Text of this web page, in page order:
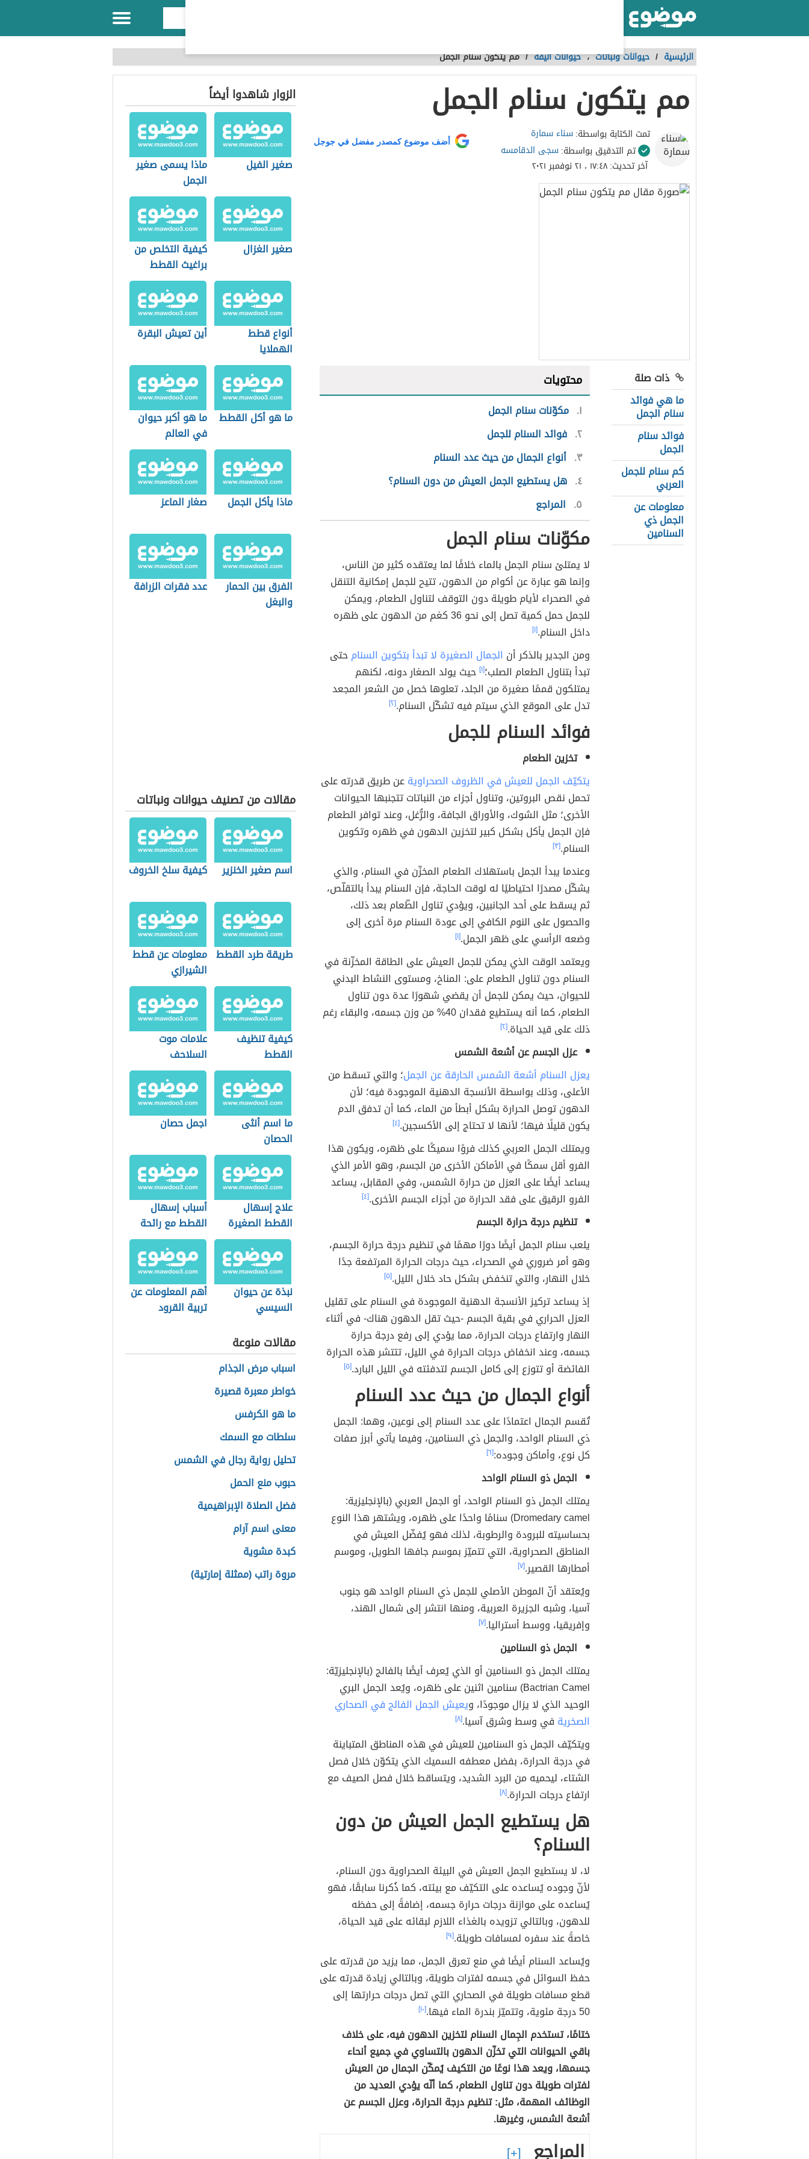
الرئيسية / حيوانات ونباتات،حيوانات أليفة /مم يتكون سنام الجمل
مم يتكون سنام الجمل
تمت الكتابة بواسطة:سناء سمارة
تم التدقيق بواسطة:سجى الدقامسه
آخر تحديث:١٧:٤٨ ، ٢١ نوفمبر ٢٠٢١
أضف موضوع كمصدر مفضل في جوجل
ذات صلة
ما هي فوائد
سنام الجمل
فوائد سنام
الجمل
كم سنام للجمل
العربي
معلومات عن
الجمل ذي
السنامين
محتويات
١ مكوّنات سنام الجمل
٢ فوائد السنام للجمل
٣ أنواع الجمال من حيث عدد السنام
٤ هل يستطيع الجمل العيش من دون السنام؟
٥ المراجع
مكوّنات سنام الجمل
لا يمتلئ سنام الجمل بالماء خلافًا لما يعتقده كثير من الناس،
وإنما هو عبارة عن أكوام من الدهون، تتيح للجمل إمكانية التنقل
في الصحراء لأيام طويلة دون التوقف لتناول الطعام، ويمكن
للجمل حمل كمية تصل إلى نحو 36 كغم من الدهون على ظهره
داخل السنام.[١]
ومن الجدير بالذكر أن الجمال الصغيرة لا تبدأ بتكوين السنامحتى
تبدأ بتناول الطعام الصلب؛[١] حيث يولد الصغار دونه، لكنهم
يمتلكون قممًا صغيرة من الجلد، تعلوها خصل من الشعر المجعد
تدل على الموقع الذي سيتم فيه تشكّل السنام.[٢]
فوائد السنام للجمل
تخزين الطعام
يتكيّف الجمل للعيش في الظروف الصحراويةعن طريق قدرته على
تحمل نقص البروتين، وتناول أجزاء من النباتات تتجنبها الحيوانات
الأخرى؛ مثل الشوك، والأوراق الجافة، والرُّغل، وعند توافر الطعام
فإن الجمل يأكل بشكل كبير لتخزين الدهون في ظهره وتكوين
السنام.[٣]
وعندما يبدأ الجمل باستهلاك الطعام المخزّن في السنام، والذي
يشكّل مصدرًا احتياطيًا له لوقت الحاجة، فإن السنام يبدأ بالتقلّص،
ثم يسقط على أحد الجانبين، ويؤدي تناول الطّعام بعد ذلك،
والحصول على النوم الكافي إلى عودة السنام مرة أخرى إلى
وضعه الرأسي على ظهر الجمل.[١]
ويعتمد الوقت الذي يمكن للجمل العيش على الطاقة المخزّنة في
السنام دون تناول الطعام على: المناخ، ومستوى النشاط البدني
للحيوان، حيث يمكن للجمل أن يقضي شهورًا عدة دون تناول
الطعام، كما أنه يستطيع فقدان 40% من وزن جسمه، والبقاء رغم
ذلك على قيد الحياة.[٢]
عزل الجسم عن أشعة الشمس
يعزل السنام أشعة الشمس الحارقة عن الجمل؛ والتي تسقط من
الأعلى، وذلك بواسطة الأنسجة الدهنية الموجودة فيه؛ لأن
الدهون توصل الحرارة بشكل أبطأ من الماء، كما أن تدفق الدم
يكون قليلًا فيها؛ لأنها لا تحتاج إلى الأكسجين.[٤]
ويمتلك الجمل العربي كذلك فروًا سميكًا على ظهره، ويكون هذا
الفرو أقل سمكًا في الأماكن الأخرى من الجسم، وهو الأمر الذي
يساعد أيضًا على العزل من حرارة الشمس، وفي المقابل، يساعد
الفرو الرقيق على فقد الحرارة من أجزاء الجسم الأخرى.[٤]
تنظيم درجة حرارة الجسم
يلعب سنام الجمل أيضًا دورًا مهمًا في تنظيم درجة حرارة الجسم،
وهو أمر ضروري في الصحراء، حيث درجات الحرارة المرتفعة جدًا
خلال النهار، والتي تنخفض بشكل حاد خلال الليل.[٥]
إذ يساعد تركيز الأنسجة الدهنية الموجودة في السنام على تقليل
العزل الحراري في بقية الجسم -حيث تقل الدهون هناك- في أثناء
النهار وارتفاع درجات الحرارة، مما يؤدي إلى رفع درجة حرارة
جسمه، وعند انخفاض درجات الحرارة في الليل، تتتشر هذه الحرارة
الفائضة أو تتوزع إلى كامل الجسم لتدفئته في الليل البارد.[٥]
أنواع الجمال من حيث عدد السنام
تُقسم الجمال اعتمادًا على عدد السنام إلى نوعين، وهما: الجمل
ذي السنام الواحد، والجمل ذي السنامين، وفيما يأتي أبرز صفات
كل نوع، وأماكن وجوده:[٦]
الجمل ذو السنام الواحد
يمتلك الجمل ذو السنام الواحد، أو الجمل العربي (بالإنجليزية:
Dromedary camel) سنامًا واحدًا على ظهره، ويشتهر هذا النوع
بحساسيته للبرودة والرطوبة، لذلك فهو يُفضّل العيش في
المناطق الصحراوية، التي تتميّز بموسم جافها الطويل، وموسم
أمطارها القصير.[٧]
ويُعتقد أنّ الموطن الأصلي للجمل ذي السنام الواحد هو جنوب
آسيا، وشبه الجزيرة العربية، ومنها انتشر إلى شمال الهند،
وإفريقيا، ووسط أستراليا.[٧]
الجمل ذو السنامين
يمتلك الجمل ذو السنامين أو الذي يُعرف أيضًا بالفالج (بالإنجليزيّة:
Bactrian Camel) سنامين اثنين على ظهره، ويُعد الجمل البري
الوحيد الذي لا يزال موجودًا، ويعيش الجمل الفالج في الصحاري
الصخرية في وسط وشرق آسيا.[٨]
ويتكيّف الجمل ذو السنامين للعيش في هذه المناطق المتباينة
في درجة الحرارة، بفضل معطفه السميك الذي يتكوّن خلال فصل
الشتاء، ليحميه من البرد الشديد، ويتساقط خلال فصل الصيف مع
ارتفاع درجات الحرارة.[٨]
هل يستطيع الجمل العيش من دون
السنام؟
لا، لا يستطيع الجمل العيش في البيئة الصحراوية دون السنام،
لأنّ وجوده يُساعده على التكيّف مع بيئته، كما ذُكرنا سابقًا، فهو
يُساعده على موازنة درجات حرارة جسمه، إضافةً إلى حفظه
للدهون، وبالتالي تزويده بالغذاء اللازم لبقائه على قيد الحياة،
خاصةً عند سفره لمسافات طويلة.[٩]
ويُساعد السنام أيضًا في منع تعرق الجمل، مما يزيد من قدرته على
حفظ السوائل في جسمه لفترات طويلة، وبالتالي زيادة قدرته على
قطع مسافات طويلة في الصحاري التي تصل درجات حرارتها إلى
50 درجة مئوية، وتتميّز بندرة الماء فيها.
[١٠]
ختامًا، تستخدم الجِمال السنام لتخزين الدهون فيه، على خلاف
باقي الحيوانات التي تخزّن الدهون بالتساوي في جميع أنحاء
جسمها، ويعد هذا نوعًا من التكيف يُمكّن الجمال من العيش
لفترات طويلة دون تناول الطعام، كما أنّه يؤدي العديد من
الوظائف المهمة، مثل: تنظيم درجة الحرارة، وعزل الجسم عن
أشعة الشمس، وغيرها.
المراجع
الزوار شاهدوا أيضاً
صغير الفيل
ماذا يسمى صغير
الجمل
صغير الغزال
كيفية التخلص من
براغيث القطط
أنواع قطط
الهملايا
أين تعيش البقرة
ما هو أكل القطط
ما هو أكبر حيوان
في العالم
ماذا يأكل الجمل صغار الماعز
الفرق بين الحمار
والبغل
عدد فقرات الزرافة
مقالات من تصنيف حيوانات ونباتات
اسم صغير الخنزير كيفية سلخ الخروف
طريقة طرد القطط معلومات عن قطط
الشيرازي
كيفية تنظيف
القطط
علامات موت
السلاحف
ما اسم أنثى
الحصان
اجمل حصان
علاج إسهال
القطط الصغيرة
بالنشا
أسباب إسهال
القطط مع رائحة
كريهة
نبذة عن حيوان
السيسي
أهم المعلومات عن
تربية القرود
مقالات منوعة
اسباب مرض الجذام
خواطر معبرة قصيرة
ما هو الكرفس
سلطات مع السمك
تحليل رواية رجال في الشمس
حبوب منع الحمل
فضل الصلاة الإبراهيمية
معنى اسم آرام
كبدة مشوية
مروة راتب (ممثلة إمارتية)